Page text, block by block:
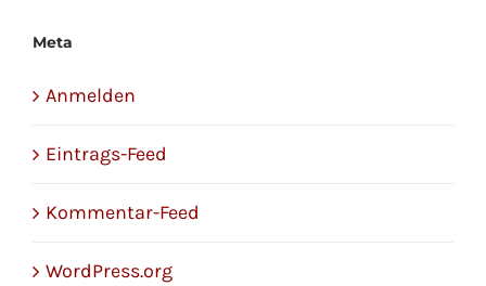
Meta
Anmelden
Eintrags-Feed
Kommentar-Feed
WordPress.org